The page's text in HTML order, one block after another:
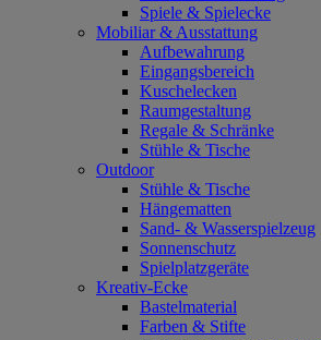
Spiele & Spielecke
Mobiliar & Ausstattung
Aufbewahrung
Eingangsbereich
Kuschelecken
Raumgestaltung
Regale & Schränke
Stühle & Tische
Outdoor
Stühle & Tische
Hängematten
Sand- & Wasserspielzeug
Sonnenschutz
Spielplatzgeräte
Kreativ-Ecke
Bastelmaterial
Farben & Stifte